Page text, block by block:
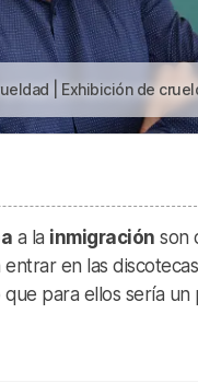
| Exhibición de
a la inmigración son
en las
para ellos sería un